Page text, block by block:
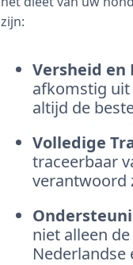
zijn:
Versheid
afkomstig uit
altijd de
Volledige
traceerbaar
verantwoord
niet alleen
Nederlandse